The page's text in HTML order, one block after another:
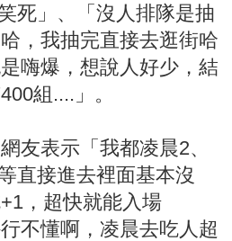
死」、「沒人排隊是抽
，我抽完直接去逛街哈
嗨爆，想說人好少，結
組....」。
友表示「我都凌晨2、
直接進去裡面基本沒
，超快就能入場
不懂啊，凌晨去吃人超